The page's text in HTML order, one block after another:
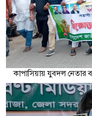
কাপাসিয়ায় যুবদল নেতার